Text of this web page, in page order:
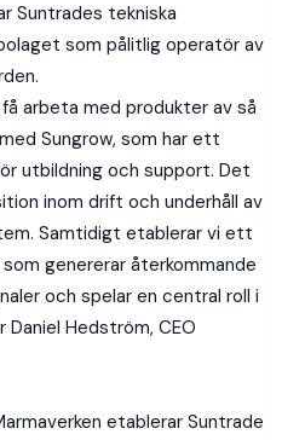
Suntrades tekniska
som pålitlig operatör av
arbeta med produkter av så
Sungrow, som har ett
utbildning och support. Det
inom drift och underhåll av
Samtidigt etablerar vi ett
genererar återkommande
och spelar en central roll i
Hedström, CEO
etablerar Suntrade